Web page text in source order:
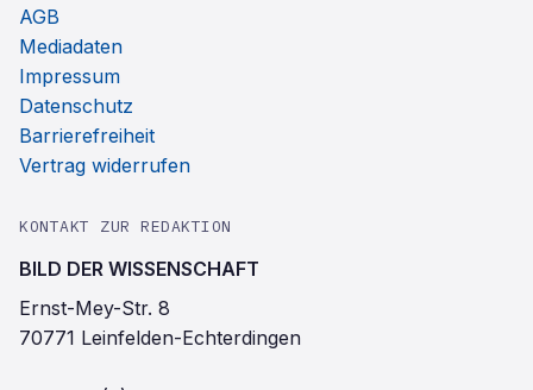
AGB
Mediadaten
Impressum
Datenschutz
Barrierefreiheit
Vertrag widerrufen
KONTAKT ZUR REDAKTION
BILD DER WISSENSCHAFT
Ernst-Mey-Str. 8
70771 Leinfelden-Echterdingen